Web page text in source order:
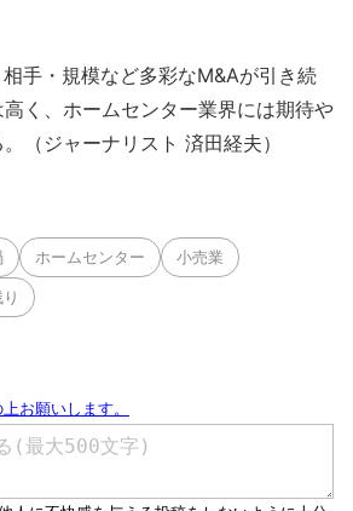
手・規模など多彩なM&Aが引き続
く、ホームセンター業界には期待や
（ジャーナリスト 済田経夫）
ホームセンター 小売業